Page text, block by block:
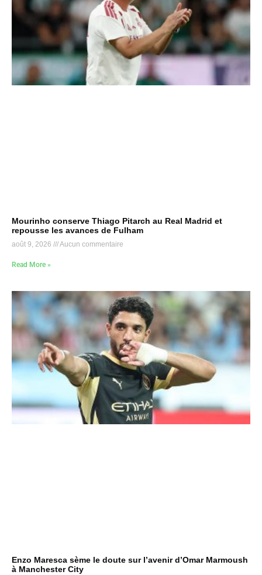
Mourinho conserve Thiago Pitarch au Real Madrid et
repousse les avances de Fulham
août 9, 2026 Aucun commentaire
Read More »
Enzo Maresca sème le doute sur l’avenir d’Omar Marmoush
à Manchester City